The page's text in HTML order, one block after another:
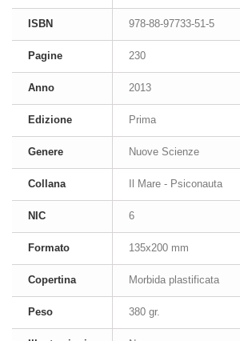
ISBN 978-88-97733-51-5
Pagine 230
Anno 2013
Edizione Prima
Genere Nuove Scienze
Collana Il Mare - Psiconauta
NIC 6
Formato 135x200 mm
Copertina Morbida plastificata
Peso 380 gr.